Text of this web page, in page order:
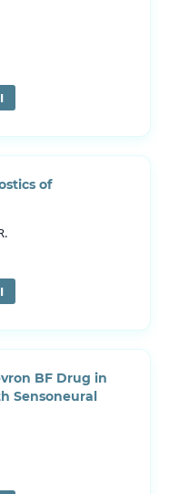
of
BF Drug in
Sensoneural